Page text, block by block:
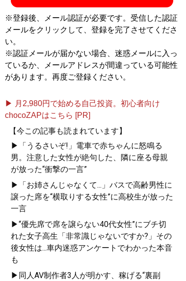
※登録後、メール認証が必要です。受信した認証
メールをクリックして、登録を完了させてくださ
い。
※認証メールが届かない場合、迷惑メールに入っ
ているか、メールアドレスが間違っている可能性
があります。再度ご登録ください。
▶ 月2,980円で始める自己投資。初心者向け
chocoZAPはこちら [PR]
【今この記事も読まれています】
▶「うるさいぞ!」電車で赤ちゃんに怒鳴る
男。注意した女性が絶句した、隣に座る母親
が放った“衝撃の一言”
▶「お姉さんじゃなくて...」バスで高齢男性に
譲った席を“横取りする女性”に高校生が放った
一言
▶“優先席で席を譲らない40代女性”にブチ切
れた女子高生「非常識じゃないですか?」その
後女性は...車内迷惑アンケートでわかった本音
も
▶同人AV制作者3人が明かす、稼げる“裏副